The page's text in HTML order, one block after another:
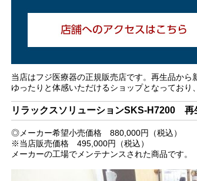
当店はフジ医療器の正規販売店です。再生品から
ゆったりと体感いただけるショップとなっており
リラックスソリューションSKS-H7200 再
◎メーカー希望小売価格 880,000円（税込）
※当店販売価格 495,000円（税込）
メーカーの工場でメンテナンスされた商品です。